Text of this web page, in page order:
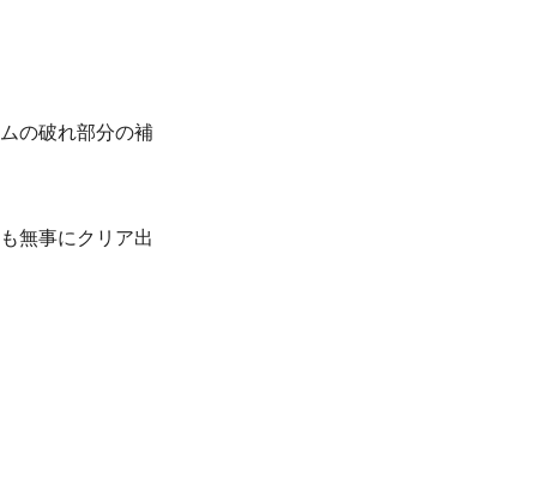
の破れ部分の補
無事にクリア出